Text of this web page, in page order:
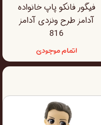
فیگور فانکو پاپ خانواده
آدامز طرح ونزدی آدامز
816
اتمام موجودی